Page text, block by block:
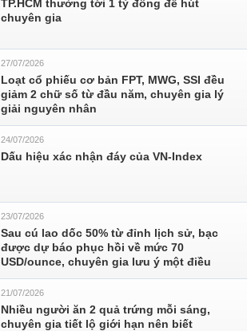
TP.HCM thưởng tới 1 tỷ đồng để hút
chuyên gia
27/07/2026
Loạt cổ phiếu cơ bản FPT, MWG, SSI đều
giảm 2 chữ số từ đầu năm, chuyên gia lý
giải nguyên nhân
24/07/2026
Dấu hiệu xác nhận đáy của VN-Index
23/07/2026
Sau cú lao dốc 50% từ đỉnh lịch sử, bạc
được dự báo phục hồi về mức 70
USD/ounce, chuyên gia lưu ý một điều
21/07/2026
Nhiều người ăn 2 quả trứng mỗi sáng,
chuyên gia tiết lộ giới hạn nên biết